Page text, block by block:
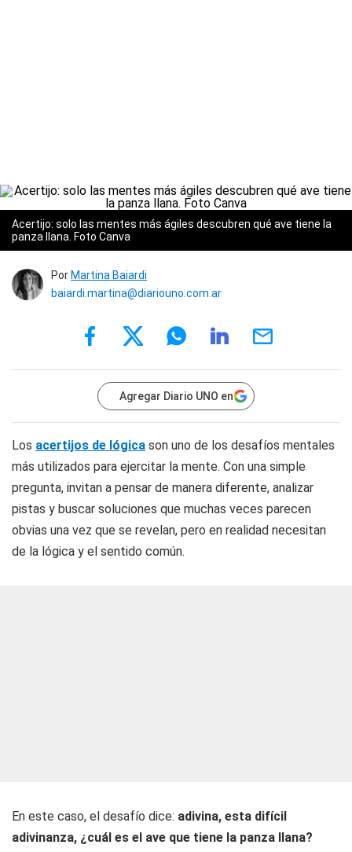
Acertijo: solo las mentes más ágiles descubren qué ave tiene la
panza llana. Foto Canva
Por Martina Baiardi
baiardi.martina@diariouno.com.ar
Agregar Diario UNO en
Los acertijos de lógica son uno de los desafíos mentales
más utilizados para ejercitar la mente. Con una simple
pregunta, invitan a pensar de manera diferente, analizar
pistas y buscar soluciones que muchas veces parecen
obvias una vez que se revelan, pero en realidad necesitan
de la lógica y el sentido común.
En este caso, el desafío dice: adivina, esta difícil
adivinanza, ¿cuál es el ave que tiene la panza llana?